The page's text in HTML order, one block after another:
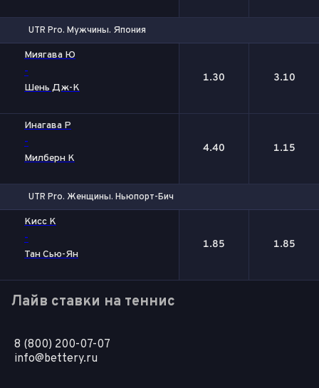
UTR Pro. Мужчины. Япония
Миягава Ю
-
Шень Дж-К
1.30 3.10
Инагава Р
-
Милберн К
4.40 1.15
UTR Pro. Женщины. Ньюпорт-Бич
Кисс К
-
Тан Сью-Ян
1.85 1.85
Лайв ставки на теннис
8 (800) 200-07-07
info@bettery.ru